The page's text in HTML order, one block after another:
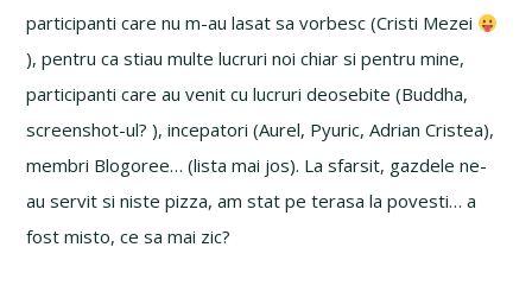
participanti care nu m-au lasat sa vorbesc (Cristi Mezei
), pentru ca stiau multe lucruri noi chiar si pentru mine,
participanti care au venit cu lucruri deosebite (Buddha,
screenshot-ul? ), incepatori (Aurel, Pyuric, Adrian Cristea),
membri Blogoree… (lista mai jos). La sfarsit, gazdele ne-
au servit si niste pizza, am stat pe terasa la povesti… a
fost misto, ce sa mai zic?